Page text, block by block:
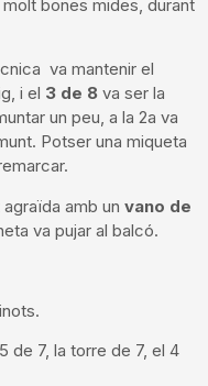
bones mides, durant
va mantenir el
i el 3 de 8 va ser la
un peu, a la 2a va
Potser una miqueta
amb un vano de
va pujar al balcó.
de 7, la torre de 7, el 4